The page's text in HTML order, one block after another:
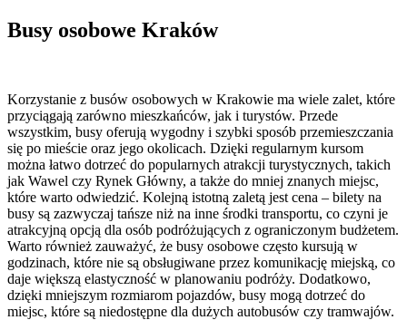
Busy osobowe Kraków
Korzystanie z busów osobowych w Krakowie ma wiele zalet, które
przyciągają zarówno mieszkańców, jak i turystów. Przede
wszystkim, busy oferują wygodny i szybki sposób przemieszczania
się po mieście oraz jego okolicach. Dzięki regularnym kursom
można łatwo dotrzeć do popularnych atrakcji turystycznych, takich
jak Wawel czy Rynek Główny, a także do mniej znanych miejsc,
które warto odwiedzić. Kolejną istotną zaletą jest cena – bilety na
busy są zazwyczaj tańsze niż na inne środki transportu, co czyni je
atrakcyjną opcją dla osób podróżujących z ograniczonym budżetem.
Warto również zauważyć, że busy osobowe często kursują w
godzinach, które nie są obsługiwane przez komunikację miejską, co
daje większą elastyczność w planowaniu podróży. Dodatkowo,
dzięki mniejszym rozmiarom pojazdów, busy mogą dotrzeć do
miejsc, które są niedostępne dla dużych autobusów czy tramwajów.